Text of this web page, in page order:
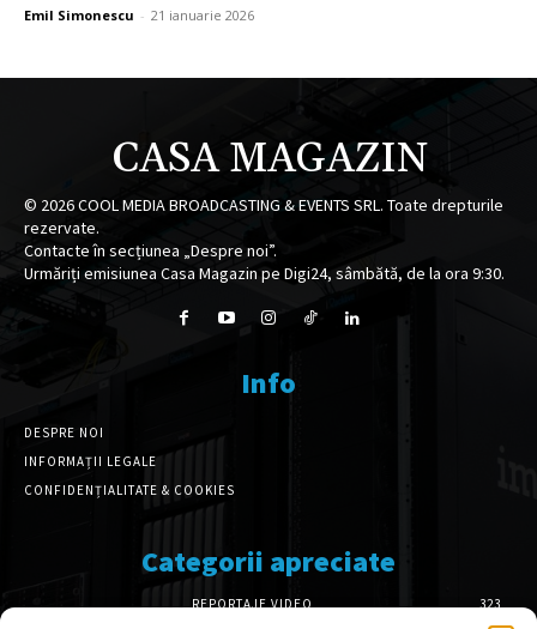
Emil Simonescu - 21 ianuarie 2026
CASA MAGAZIN
© 2026COOL MEDIA BROADCASTING & EVENTS SRL. Toate drepturile
rezervate.
Contacte în secțiunea „Despre noi”.
Urmăriți emisiunea Casa Magazin pe Digi24, sâmbătă, de la ora 9:30.
Info
DESPRE NOI
INFORMAȚII LEGALE
CONFIDENȚIALITATE & COOKIES
Categorii apreciate
REPORTAJE VIDEO
323